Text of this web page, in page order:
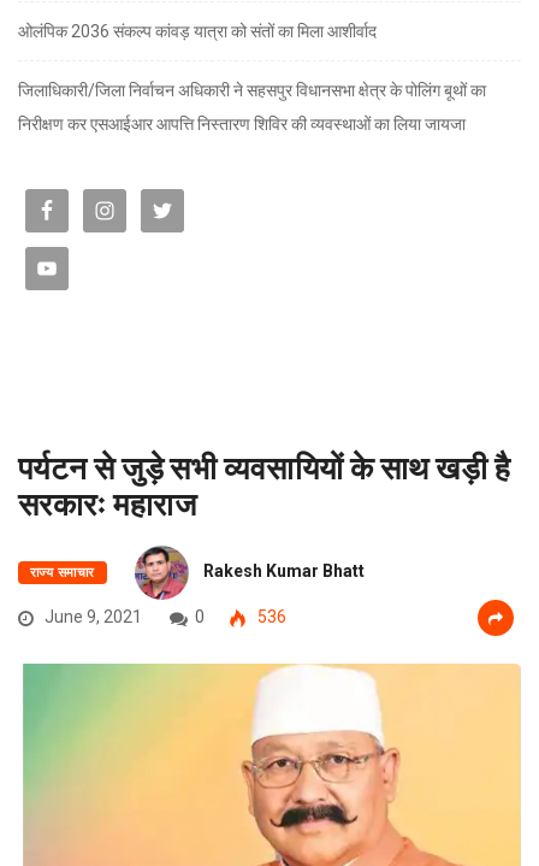
ओलंपिक 2036 संकल्प कांवड़ यात्रा को संतों का मिला आशीर्वाद
जिलाधिकारी/जिला निर्वाचन अधिकारी ने सहसपुर विधानसभा क्षेत्र के पोलिंग बूथों का
निरीक्षण कर एसआईआर आपत्ति निस्तारण शिविर की व्यवस्थाओं का लिया जायजा
पर्यटन से जुड़े सभी व्यवसायियों के साथ खड़ी है
सरकारः महाराज
राज्य समाचार Rakesh Kumar Bhatt
June 9, 2021 0 536